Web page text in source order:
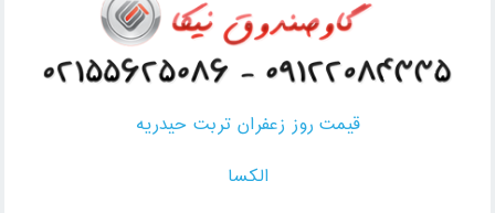
قیمت روز زعفران تربت حیدریه
الکسا